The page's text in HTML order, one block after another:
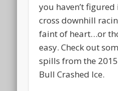
you haven’t
cross downhill
faint of heart…or
easy. Check out
spills from the
Bull Crashed Ice.